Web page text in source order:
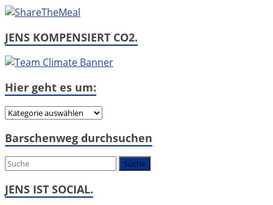
JENS KOMPENSIERT CO2.
Hier geht es um:
Hier
es
Barschenweg durchsuchen
JENS IST SOCIAL.